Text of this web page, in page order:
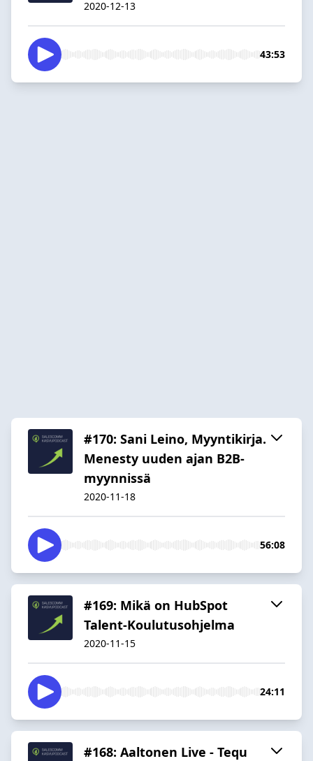
2020-12-13
43:53
#170: Sani Leino, Myyntikirja.
Menesty uuden ajan B2B-
myynnissä
2020-11-18
56:08
#169: Mikä on HubSpot
Talent-Koulutusohjelma
2020-11-15
24:11
#168: Aaltonen Live - Tequ